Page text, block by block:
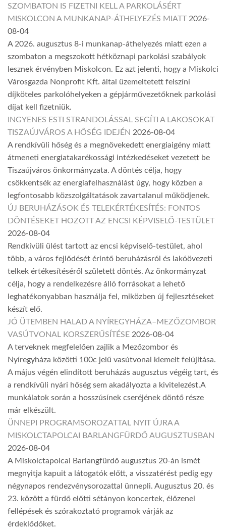
SZOMBATON IS FIZETNI KELL A PARKOLÁSÉRT
MISKOLCON A MUNKANAP-ÁTHELYEZÉS MIATT 2026-
08-04
A 2026. augusztus 8-i munkanap-áthelyezés miatt ezen a
szombaton a megszokott hétköznapi parkolási szabályok
lesznek érvényben Miskolcon. Ez azt jelenti, hogy a Miskolci
Városgazda Nonprofit Kft. által üzemeltetett felszíni
díjköteles parkolóhelyeken a gépjárművezetőknek parkolási
díjat kell fizetniük.
INGYENES ESTI STRANDOLÁSSAL SEGÍTI A LAKOSOKAT
TISZAÚJVÁROS A HŐSÉG IDEJÉN 2026-08-04
A rendkívüli hőség és a megnövekedett energiaigény miatt
átmeneti energiatakarékossági intézkedéseket vezetett be
Tiszaújváros önkormányzata. A döntés célja, hogy
csökkentsék az energiafelhasználást úgy, hogy közben a
legfontosabb közszolgáltatások zavartalanul működjenek.
ÚJ BERUHÁZÁSOK ÉS TELEKÉRTÉKESÍTÉS: FONTOS
DÖNTÉSEKET HOZOTT AZ ENCSI KÉPVISELŐ-TESTÜLET
2026-08-04
Rendkívüli ülést tartott az encsi képviselő-testület, ahol
több, a város fejlődését érintő beruházásról és lakóövezeti
telkek értékesítéséről született döntés. Az önkormányzat
célja, hogy a rendelkezésre álló forrásokat a lehető
leghatékonyabban használja fel, miközben új fejlesztéseket
készít elő.
JÓ ÜTEMBEN HALAD A NYÍREGYHÁZA–MEZŐZOMBOR
VASÚTVONAL KORSZERŰSÍTÉSE 2026-08-04
A terveknek megfelelően zajlik a Mezőzombor és
Nyíregyháza közötti 100c jelű vasútvonal kiemelt felújítása.
A május végén elindított beruházás augusztus végéig tart, és
a rendkívüli nyári hőség sem akadályozta a kivitelezést.A
munkálatok során a hosszúsínek cseréjének döntő része
már elkészült.
ÜNNEPI PROGRAMSOROZATTAL NYIT ÚJRA A
MISKOLCTAPOLCAI BARLANGFÜRDŐ AUGUSZTUSBAN
2026-08-04
A Miskolctapolcai Barlangfürdő augusztus 20-án ismét
megnyitja kapuit a látogatók előtt, a visszatérést pedig egy
négynapos rendezvénysorozattal ünnepli. Augusztus 20. és
23. között a fürdő előtti sétányon koncertek, élőzenei
fellépések és szórakoztató programok várják az
érdeklődőket.